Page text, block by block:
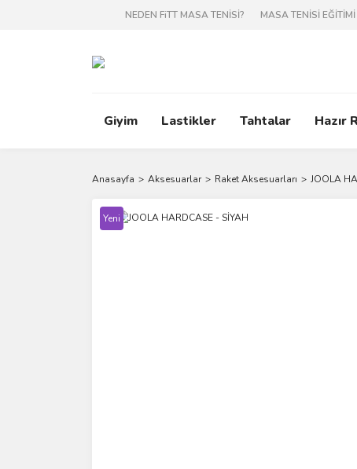
NEDEN FiTT MASA TENİSİ? MASA TENİSİ EĞİTİMİ
Giyim Lastikler Tahtalar Hazır
Anasayfa Aksesuarlar Raket Aksesuarları JOOLA
Yeni